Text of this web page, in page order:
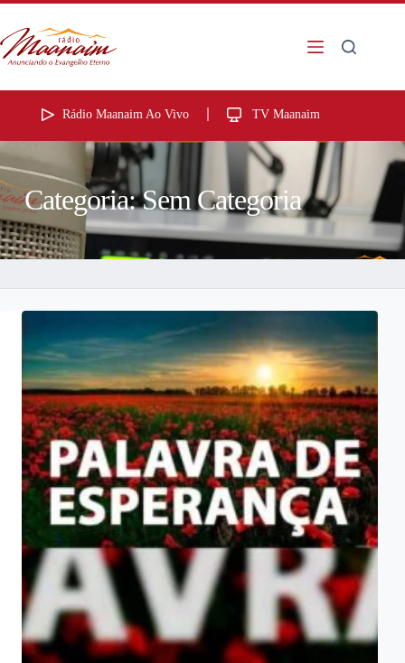
Rádio Maanaim Ao Vivo TV Maanaim
Categoria:Sem Categoria